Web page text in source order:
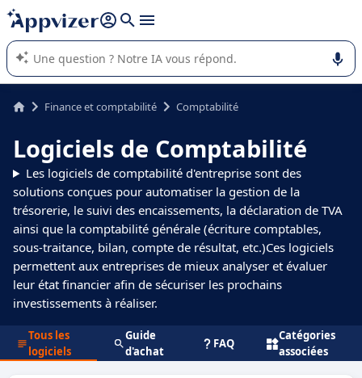
répondre (plusieurs lignes avec
L'IA de Appvizer vous guide dans l'utilisation ou la sélection de
logiciel SaaS en entreprise.
Finance et comptabilité Comptabilité
Logiciels de Comptabilité
Les logiciels de comptabilité d'entreprise sont des
solutions conçues pour automatiser la gestion de la
trésorerie, le suivi des encaissements, la déclaration de TVA
ainsi que la comptabilité générale (écriture comptables,
sous-traitance, bilan, compte de résultat, etc.)Ces logiciels
permettent aux entreprises de mieux analyser et évaluer
leur état financier afin de sécuriser les prochains
investissements à réaliser.
Tous les
logiciels
Guide
d'achat
FAQ
Catégories
associées